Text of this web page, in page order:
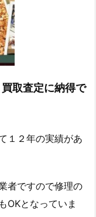
取査定に納得で
１２年の実績があ
者ですので修理の
OKとなっていま